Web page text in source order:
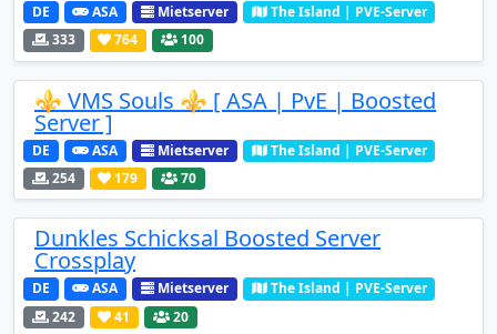
DE ASA Mietserver
The Island | PVE-Server
333
764 100
⚜️ VMS Souls ⚜️ [ ASA | PvE | Boosted
Server ]
DE ASA Mietserver
The Island | PVE-Server
254
179 70
Dunkles Schicksal Boosted Server
Crossplay
DE ASA Mietserver
The Island | PVE-Server
242
41 20